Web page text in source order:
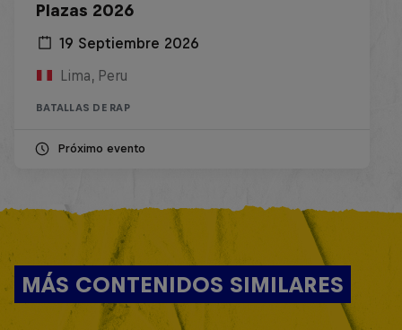
Plazas 2026
19 Septiembre 2026
Lima, Peru
BATALLAS DE RAP
Próximo evento
MÁS CONTENIDOS SIMILARES